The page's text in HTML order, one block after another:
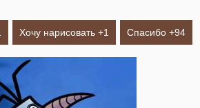
Хочу нарисовать +1 Спасибо +94